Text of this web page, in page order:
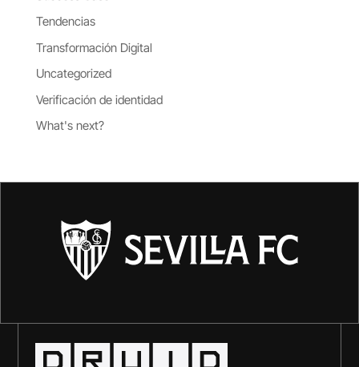
Tendencias
Transformación Digital
Uncategorized
Verificación de identidad
What's next?